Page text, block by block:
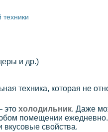
и др.)
техника, которая не
это холодильник. Даже
помещении
вкусовые свойства.